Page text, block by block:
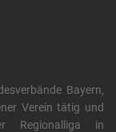
Bayern,
Verein tätig und
Regionalliga in